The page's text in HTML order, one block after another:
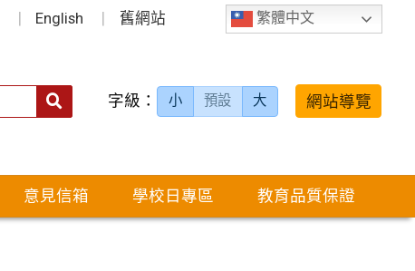
繁體中文
English 舊網站
字級： 小 預設 大 網站導覽
意見信箱 學校日專區 教育品質保證